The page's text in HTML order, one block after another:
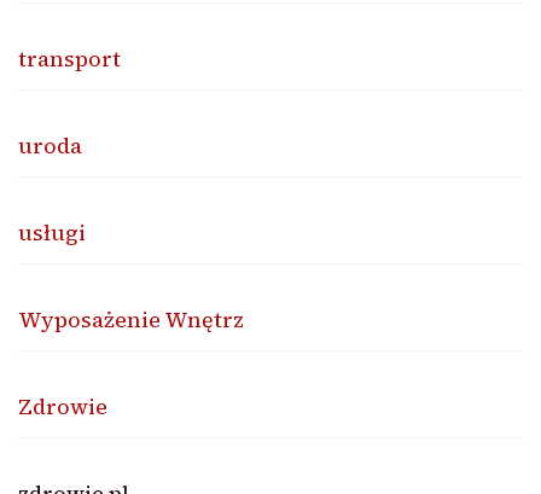
transport
uroda
usługi
Wyposażenie Wnętrz
Zdrowie